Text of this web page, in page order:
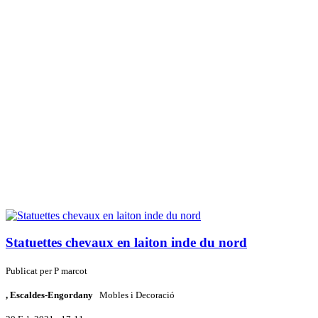
Statuettes chevaux en laiton inde du nord
Publicat perP marcot
, Escaldes-Engordany Mobles i Decoració